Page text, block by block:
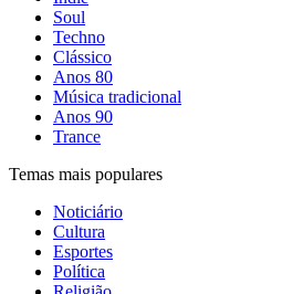
Soul
Techno
Clássico
Anos 80
Música tradicional
Anos 90
Trance
Temas mais populares
Noticiário
Cultura
Esportes
Política